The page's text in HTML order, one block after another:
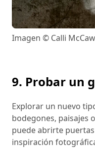
Imagen © Calli McCaw
9. Probar un
Explorar un nuevo
bodegones, paisajes
puede abrirte
inspiración